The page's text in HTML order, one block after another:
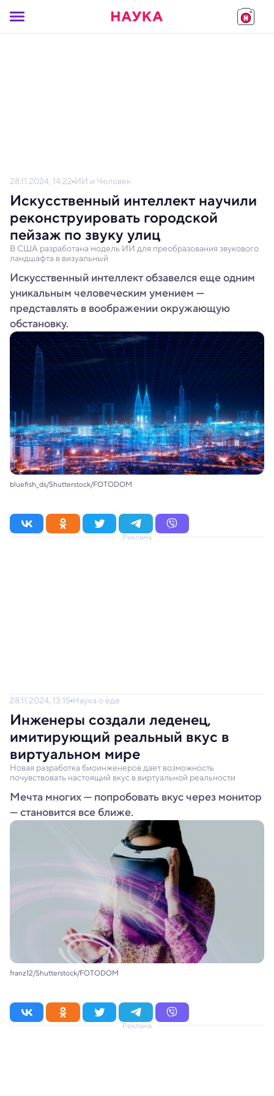
28.11.2024, 14:22 ИИ и Человек
Искусственный интеллект научили
реконструировать городской
пейзаж по звуку улиц
В США разработана модель ИИ для преобразования звукового
ландшафта в визуальный
Искусственный интеллект обзавелся еще одним
уникальным человеческим умением —
представлять в воображении окружающую
обстановку.
bluefish_ds/Shutterstock/FOTODOM
Реклама
28.11.2024, 13:15 Наука о еде
Инженеры создали леденец,
имитирующий реальный вкус в
виртуальном мире
Новая разработка биоинженеров дает возможность
почувствовать настоящий вкус в виртуальной реальности
Мечта многих — попробовать вкус через монитор
— становится все ближе.
franz12/Shutterstock/FOTODOM
Реклама